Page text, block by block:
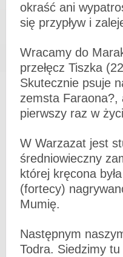
okraść ani
się przypływ i
Wracamy do
przełęcz Tiszka
Skutecznie psuje
zemsta
pierwszy raz w
W Warzazat jest
średniowieczny
której kręcona
(fortecy)
Mumię.
Następnym
Todra. Siedzimy